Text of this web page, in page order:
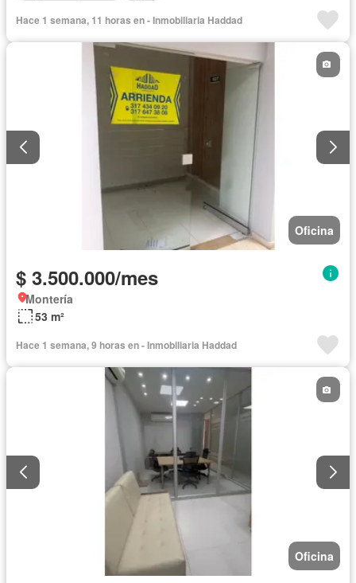
Hace 1 semana, 11 horas en - Inmobiliaria Haddad
Oficina
$ 3.500.000/mes
Montería
53 m²
Hace 1 semana, 9 horas en - Inmobiliaria Haddad
Oficina